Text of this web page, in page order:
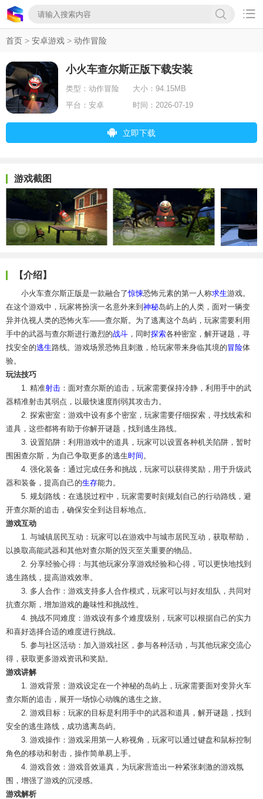

首页 > 安卓游戏 > 动作冒险
小火车查尔斯正版下载安装
类型： 动作冒险 大小： 94.15MB
平台： 安卓 时间： 2026-07-19
立即下载
游戏截图
【介绍】
小火车查尔斯正版是一款融合了惊悚恐怖元素的第一人称求生游戏。
在这个游戏中，玩家将扮演一名意外来到 神秘岛屿上的人类，面对一辆变
异并仇视人类的恐怖火车——查尔斯。为了逃离这个岛屿，玩家需要利用
手中的武器与查尔斯进行激烈的战斗 ，同时探索各种密室，解开谜题，寻
找安全的逃生路线。游戏场景恐怖且刺激，给玩家带来身临其境的冒险体
验。
玩法技巧
1. 精准射击 ：面对查尔斯的追击，玩家需要保持冷静，利用手中的武
器精准射击其弱点，以最快速度削弱其攻击力。
2. 探索密室：游戏中设有多个密室，玩家需要仔细探索，寻找线索和
道具，这些都将有助于你解开谜题，找到逃生路线。
3. 设置陷阱：利用游戏中的道具，玩家可以设置各种机关陷阱，暂时
围困查尔斯，为自己争取更多的逃生时间 。
4. 强化装备：通过完成任务和挑战，玩家可以获得奖励，用于升级武
器和装备，提高自己的生存能力。
5. 规划路线：在逃脱过程中，玩家需要时刻规划自己的行动路线，避
开查尔斯的追击，确保安全到达目标地点。
游戏互动
1. 与城镇居民互动：玩家可以在游戏中与城市居民互动，获取帮助，
以换取高能武器和其他对查尔斯的毁灭至关重要的物品。
2. 分享经验心得：与其他玩家分享游戏经验和心得，可以更快地找到
逃生路线，提高游戏效率。
3. 多人合作：游戏支持多人合作模式，玩家可以与好友组队，共同对
抗查尔斯，增加游戏的趣味性和挑战性。
4. 挑战不同难度：游戏设有多个难度级别，玩家可以根据自己的实力
和喜好选择合适的难度进行挑战。
5. 参与社区活动：加入游戏社区，参与各种活动，与其他玩家交流心
得，获取更多游戏资讯和奖励。
游戏讲解
1. 游戏背景：游戏设定在一个神秘的岛屿上，玩家需要面对变异火车
查尔斯的追击，展开一场惊心动魄的逃生之旅。
2. 游戏目标：玩家的目标是利用手中的武器和道具，解开谜题，找到
安全的逃生路线，成功逃离岛屿。
3. 游戏操作：游戏采用第一人称视角，玩家可以通过键盘和鼠标控制
角色的移动和射击，操作简单易上手。
4. 游戏音效：游戏音效逼真，为玩家营造出一种紧张刺激的游戏氛
围，增强了游戏的沉浸感。
游戏解析